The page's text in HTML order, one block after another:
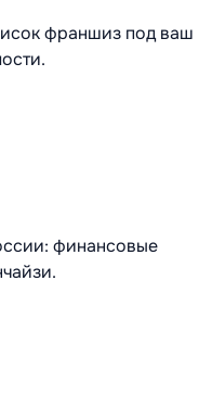
франшиз под ваш
финансовые